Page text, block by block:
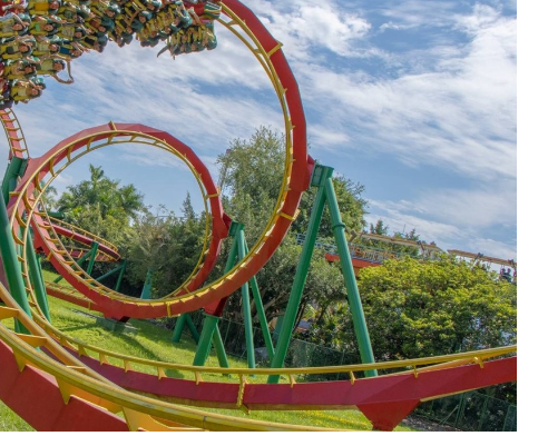
海峽論壇專區 旅遊
3749+
綜合
3100+
健康及醫療
司法放大鏡 政治 社會
95+
評論
395
美食
911
運動